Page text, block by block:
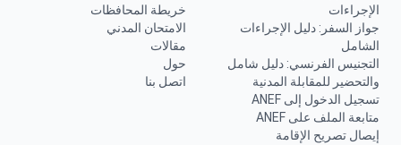
الإجراءات
جواز السفر: دليل الإجراءات
الشامل
التجنيس الفرنسي: دليل شامل
والتحضير للمقابلة المدنية
تسجيل الدخول إلى ANEF
متابعة الملف على ANEF
إيصال تصريح الإقامة
خريطة المحافظات
الامتحان المدني
مقالات
حول
اتصل بنا